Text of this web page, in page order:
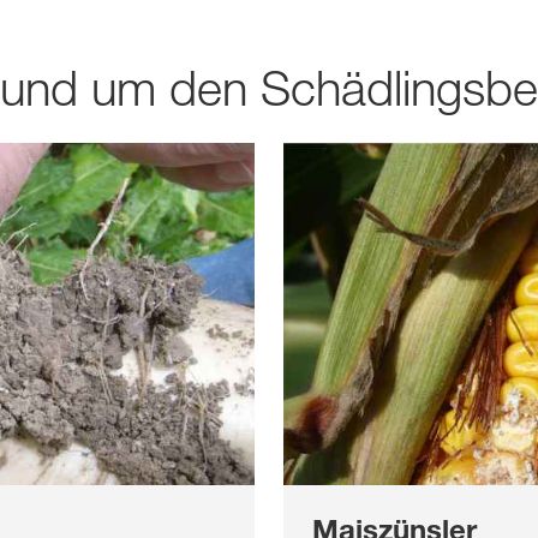
um den
Maiszünsler